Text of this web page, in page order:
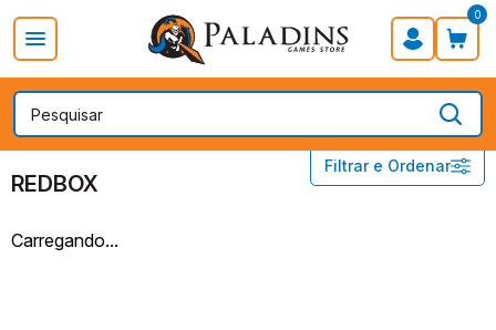
0
PROMOÇÃO DIA DOS PAIS Board Games Card Games
Filtrar e Ordenar
EDITORAS
REDBOX
ACE STUDIOS
REDBOX
Carregando...